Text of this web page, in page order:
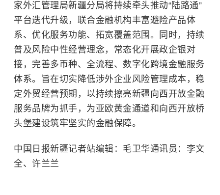
家外汇管理局新疆分局将持续牵头推动“陆路通”
平台迭代升级，联合金融机构丰富避险产品体
系、优化服务功能、拓宽覆盖范围。同时，持续
普及风险中性经营理念，常态化开展政企银对
接，完善多币种、全流程、数字化跨境金融服务
体系。旨在切实降低涉外企业风险管理成本，稳
定外贸经营预期，以持续擦亮新疆向西开放金融
服务品牌为抓手，为亚欧黄金通道和向西开放桥
头堡建设筑牢坚实的金融保障。
中国日报新疆记者站编辑：毛卫华通讯员：李文
全、许兰兰